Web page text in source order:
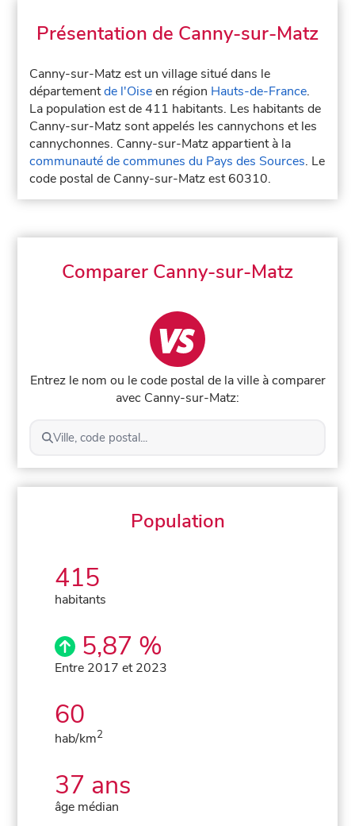
Présentation de Canny-sur-Matz
Canny-sur-Matz est un village situé dans le
départementde l'Oiseen région Hauts-de-France.
La population est de 411 habitants. Les habitants de
Canny-sur-Matz sont appelés les cannychons et les
cannychonnes. Canny-sur-Matz appartient à la
communauté de communes du Pays des Sources. Le
code postal de Canny-sur-Matz est 60310.
Comparer Canny-sur-Matz
Entrez le nom ou le code postal de la ville à comparer
avec Canny-sur-Matz:
Ville, code postal...
Population
415
habitants
5,87 %
Entre 2017 et 2023
60
hab/km2
37 ans
âge médian